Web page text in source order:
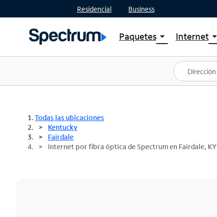
Residencial Business
Paquetesarrow_drop_down
Ver paquetes
Spectrum One
Mejores ofertas
Internetarrow_drop_down
Planes
Todas las ubicaciones
Kentucky
Fairdale
Internet por fibra óptica de Spectrum en Fairdale, KY